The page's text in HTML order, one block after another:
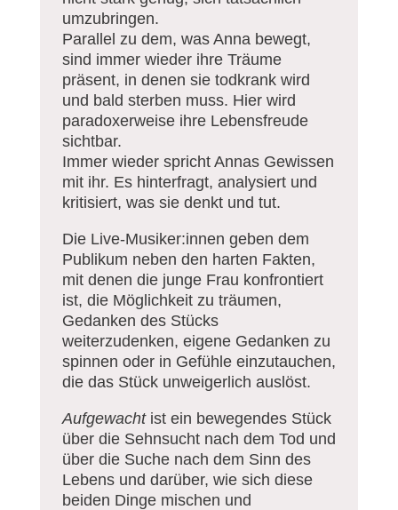
umzubringen.
Parallel zu dem, was Anna bewegt,
sind immer wieder ihre Träume
präsent, in denen sie todkrank wird
und bald sterben muss. Hier wird
paradoxerweise ihre Lebensfreude
sichtbar.
Immer wieder spricht Annas Gewissen
mit ihr. Es hinterfragt, analysiert und
kritisiert, was sie denkt und tut.
Die Live-Musiker:innen geben dem
Publikum neben den harten Fakten,
mit denen die junge Frau konfrontiert
ist, die Möglichkeit zu träumen,
Gedanken des Stücks
weiterzudenken, eigene Gedanken zu
spinnen oder in Gefühle einzutauchen,
die das Stück unweigerlich auslöst.
Aufgewachtist ein bewegendes Stück
über die Sehnsucht nach dem Tod und
über die Suche nach dem Sinn des
Lebens und darüber, wie sich diese
beiden Dinge mischen und